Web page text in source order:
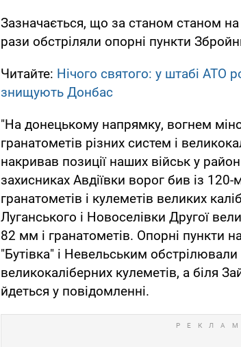
Зазначається, що за станом станом
рази обстріляли опорні пункти
Читайте: Нічого святого: у штабі АТО
знищують Донбас
"На донецькому напрямку, вогнем
гранатометів різних систем і
накривав позиції наших військ у
захисниках Авдіївки ворог бив із
гранатометів і кулеметів великих
Луганського і Новоселівки Другої
82 мм і гранатометів. Опорні пункти
"Бутівка" і Невельським обстрілювали
великокаліберних кулеметів, а біля
йдеться у повідомленні.